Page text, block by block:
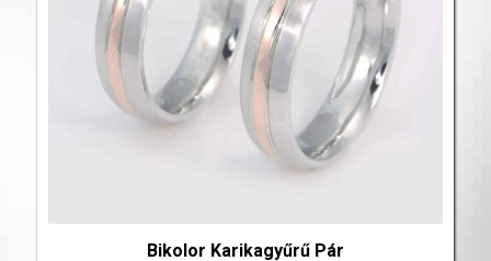
Bikolor Karikagyűrű Pár